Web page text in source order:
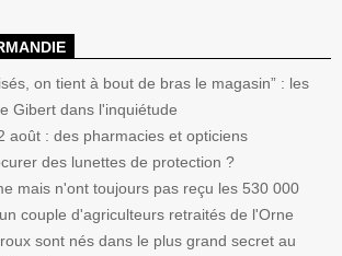
on tient à bout de bras le magasin” : les
Gibert dans l'inquiétude
août : des pharmacies et opticiens
des lunettes de protection ?
mais n'ont toujours pas reçu les 530 000
couple d'agriculteurs retraités de l'Orne
sont nés dans le plus grand secret au